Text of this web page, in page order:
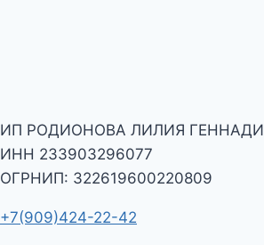
ИП РОДИОНОВА ЛИЛИЯ
ИНН 233903296077
ОГРНИП: 322619600220809
+7(909)424-22-42